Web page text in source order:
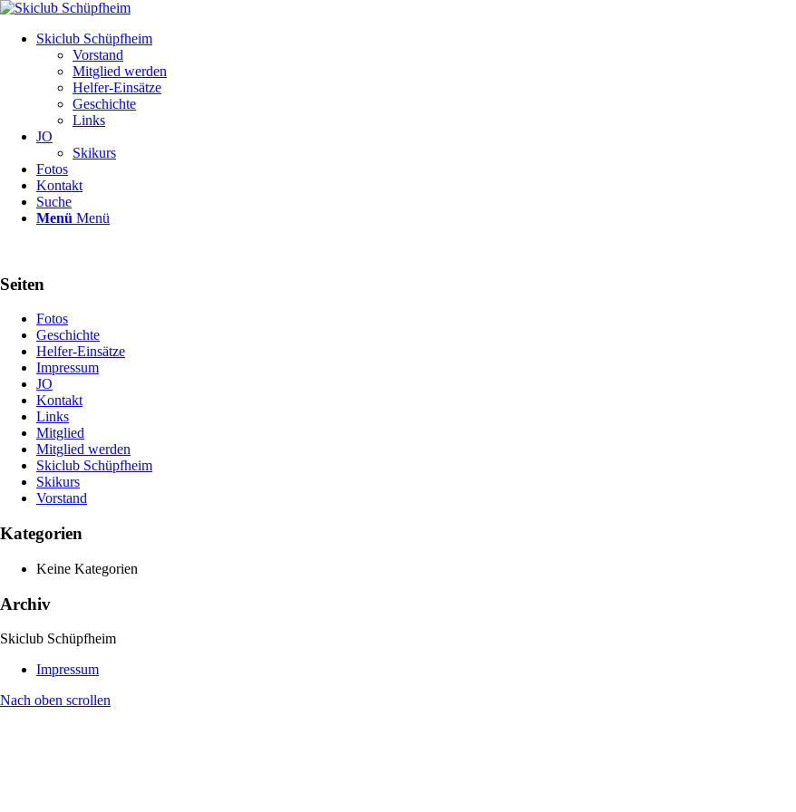
Skiclub Schüpfheim
Vorstand
Mitglied werden
Helfer-Einsätze
Geschichte
Links
JO
Skikurs
Fotos
Kontakt
Suche
Menü Menü
Seiten
Fotos
Geschichte
Helfer-Einsätze
Impressum
JO
Kontakt
Links
Mitglied
Mitglied werden
Skiclub Schüpfheim
Skikurs
Vorstand
Kategorien
Keine Kategorien
Archiv
Skiclub Schüpfheim
Impressum
Nach oben scrollen